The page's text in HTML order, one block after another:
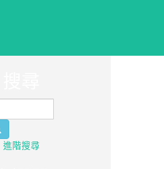
進階搜尋